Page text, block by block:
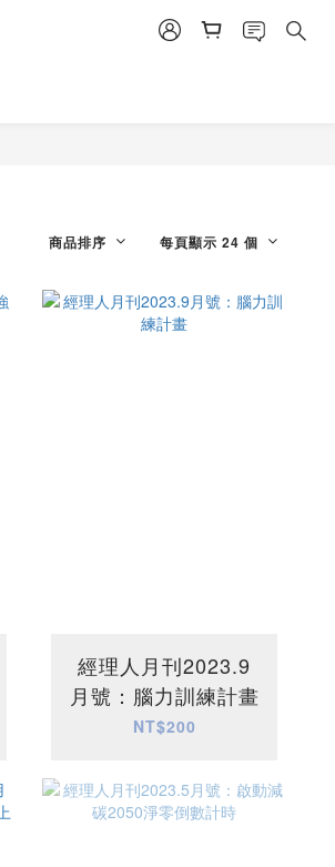
商品排序 每頁顯示 24 個
經理人月刊2023.9
月號：腦力訓練計畫
NT$200